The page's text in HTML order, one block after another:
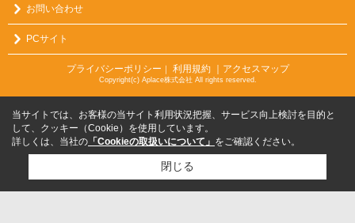
お問い合わせ
PCサイト
プライバシーポリシー ｜ 利用規約 ｜アクセスマップ
Copyright(c) Aplace株式会社 All rights reserved.
当サイトでは、お客様の当サイト利用状況把握、サービス向上検討を目的と
して、クッキー（Cookie）を使用しています。
詳しくは、当社の 「Cookieの取扱いについて」 をご確認ください。
閉じる